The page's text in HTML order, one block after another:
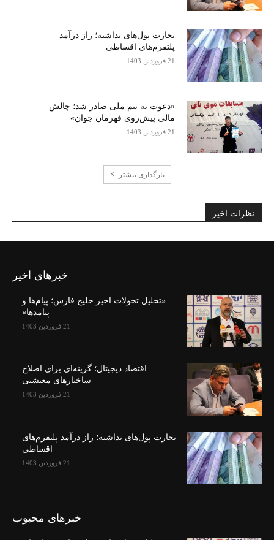
تجارت پول‌های نداشته؛ راز درآمد
پلتفرم‌های اقساطی
21 فروردین 1403
«دعوت به تیم ملی صادر شد؛ چالش
مالی پیش‌روی قهرمان جوان»
21 فروردین 1403
بارگذاری بیشتر
نظرات اخیر
خبرهای اخیر
«تحلیل تحولات اخیر خلیج فارس؛ پیام‌ها و
پیامدها»
21 فروردین 1403
اقتصاد دیجیتال؛ گزینه‌ای برای اصلاح
ساختارهای معیشتی
21 فروردین 1403
تجارت پول‌های نداشته؛ راز درآمد پلتفرم‌های
اقساطی
21 فروردین 1403
خبرهای محبوب